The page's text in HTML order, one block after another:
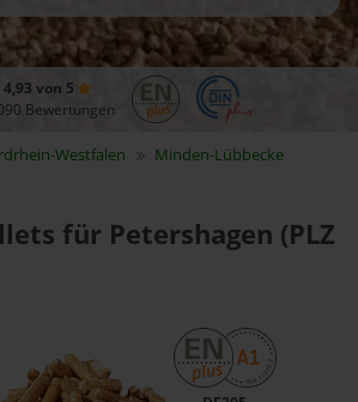
4,93 von 5
Bewertungen
Westfalen
Minden-Lübbecke
für Petershagen (PLZ